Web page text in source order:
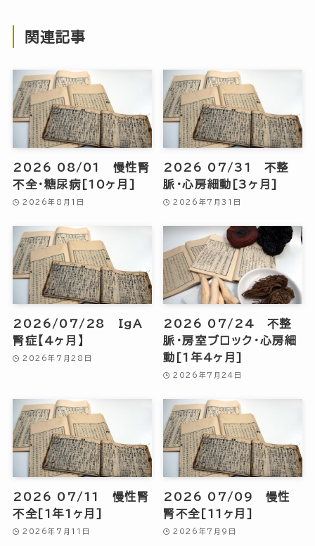
関連記事
2026 08/01 慢性腎
不全・糖尿病[10ヶ月]
2026年8月1日
2026 07/31 不整
脈・心房細動[3ヶ月]
2026年7月31日
2026/07/28 IgA
腎症【4ヶ月】
2026年7月28日
2026 07/24 不整
脈・房室ブロック・心房細
動[1年4ヶ月]
2026年7月24日
2026 07/11 慢性腎
不全[1年1ヶ月]
2026年7月11日
2026 07/09 慢性
腎不全[11ヶ月]
2026年7月9日